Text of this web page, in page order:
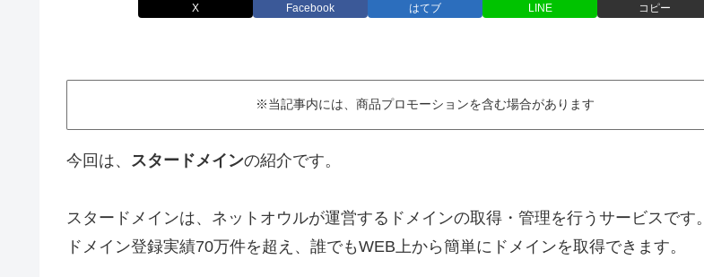
X Facebook はてブ LINE コピー
※当記事内には、商品プロモーションを含む場合があります
今回は、 スタードメインの紹介です。
スタードメインは、ネットオウルが運営するドメインの取得・管理を行うサービスです。
ドメイン登録実績70万件を超え、誰でもWEB上から簡単にドメインを取得できます。